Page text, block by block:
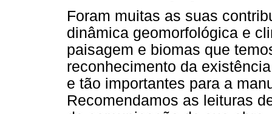
Foram muitas as suas
dinâmica geomorfológica e
paisagem e biomas que
reconhecimento da
e tão importantes para a
Recomendamos as leituras